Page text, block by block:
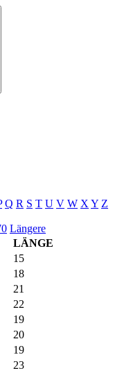
Q R S T U V W X Y Z
Längere
LÄNGE
15
18
21
22
19
20
19
23